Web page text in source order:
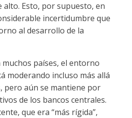
alto. Esto, por supuesto, en
incertidumbre que
al desarrollo de la
países, el entorno
moderando incluso más allá
pero aún se mantiene por
de los bancos centrales.
que era “más rígida”,